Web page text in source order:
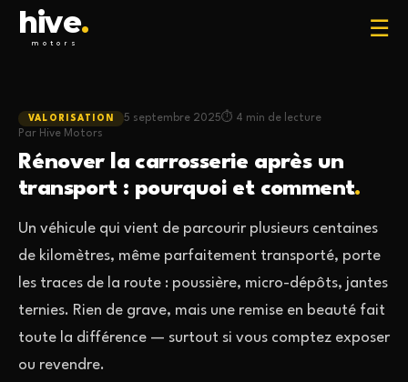
hive.
motors
☰
VALORISATION 5 septembre 2025
4 min de lecture
Par Hive Motors
Rénover la carrosserie après un
transport : pourquoi et comment.
Un véhicule qui vient de parcourir plusieurs centaines
de kilomètres, même parfaitement transporté, porte
les traces de la route : poussière, micro-dépôts, jantes
ternies. Rien de grave, mais une remise en beauté fait
toute la différence — surtout si vous comptez exposer
ou revendre.